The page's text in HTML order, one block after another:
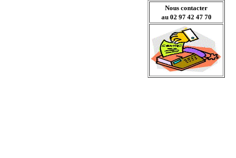
Nous contacter
au 02 97 42 47 70